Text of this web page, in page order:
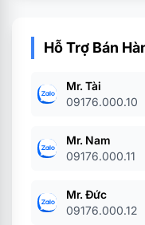
Trọng tải theo góc
Kích thước:
Hỗ Trợ Bán
Mr. Tài
09176.000.10
Mr. Nam
09176.000.11
Mr. Đức
09176.000.12